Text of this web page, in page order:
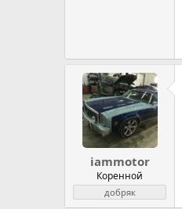
iammotor
Коренной
добряк